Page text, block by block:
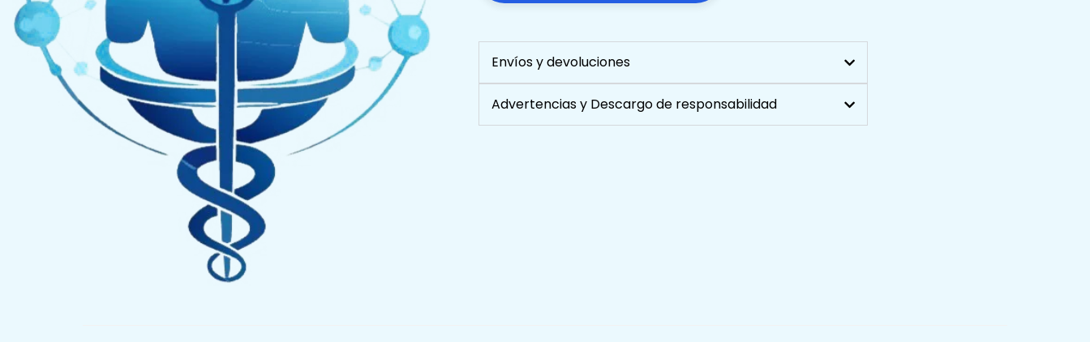
Envíos y devoluciones
Advertencias y Descargo de responsabilidad